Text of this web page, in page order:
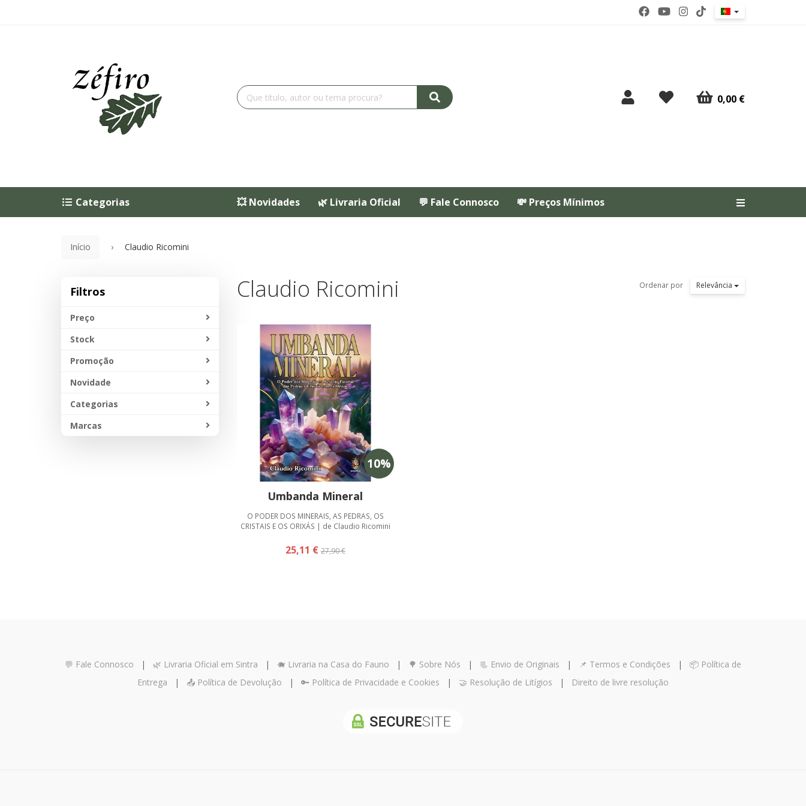
0,00 €
💥 Novidades 🌿 Livraria Oficial 💬 Fale Connosco 💸 Preços Mínimos
Categorias
Início Claudio Ricomini
Filtros
Preço
Stock
Promoção
Novidade
Categorias
Marcas
Claudio Ricomini Ordenar por Relevância
10%
Umbanda Mineral
O PODER DOS MINERAIS, AS PEDRAS, OS
CRISTAIS E OS ORIXÁS | de Claudio Ricomini
25,11 €27,90 €
💬 Fale Connosco | 🌿 Livraria Oficial em Sintra | 🐗 Livraria na Casa do Fauno | 🌳 Sobre Nós | 📃 Envio de Originais | 📌 Termos e Condições | 📦 Política de
Entrega | 📤 Política de Devolução | 🔑 Política de Privacidade e Cookies | 🤝 Resolução de Litígios | Direito de livre resolução